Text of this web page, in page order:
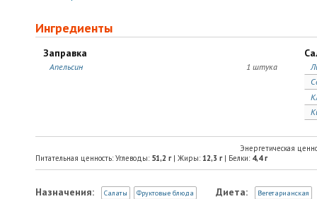
Ингредиенты
Заправка
1 штука
Апельсин
Энергетическая
Питательная ценность: Углеводы: 51,2 г| Жиры: 12,3 г| Белки: 4,4г
Назначения: Салаты Фруктовые блюда Диета: Вегетарианская